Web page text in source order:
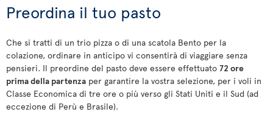
Preordina il tuo pasto
Che si tratti di un trio pizza o di una scatola Bento per la
colazione, ordinare in anticipo vi consentirà di viaggiare senza
pensieri. Il preordine del pasto deve essere effettuato 72 ore
prima della partenza per garantire la vostra selezione, per i voli in
Classe Economica di tre ore o più verso gli Stati Uniti e il Sud (ad
eccezione di Perù e Brasile).